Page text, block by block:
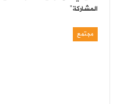
المشاركة”
مجتمع